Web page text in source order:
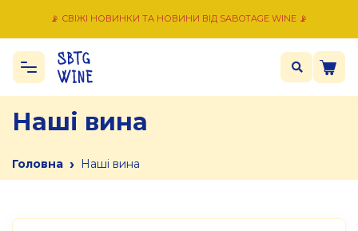
📡 СВІЖІ НОВИНКИ ТА НОВИНИ ВІД SABOTAGE WINE 📡
Наші вина
Головна › Наші вина